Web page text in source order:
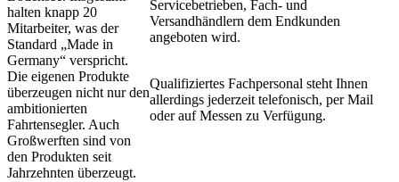
halten knapp 20
Mitarbeiter, was der
Standard „Made in
Germany“ verspricht.
Die eigenen Produkte
überzeugen nicht nur den
ambitionierten
Fahrtensegler. Auch
Großwerften sind von
den Produkten seit
Jahrzehnten überzeugt.
Servicebetrieben, Fach- und
Versandhändlern dem Endkunden
angeboten wird.
Qualifiziertes Fachpersonal steht Ihnen
allerdings jederzeit telefonisch, per Mail
oder auf Messen zu Verfügung.